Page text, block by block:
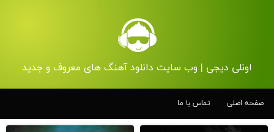
اونلی دیجی | وب سایت دانلود آهنگ های معروف و جدید
صفحه اصلی تماس با ما